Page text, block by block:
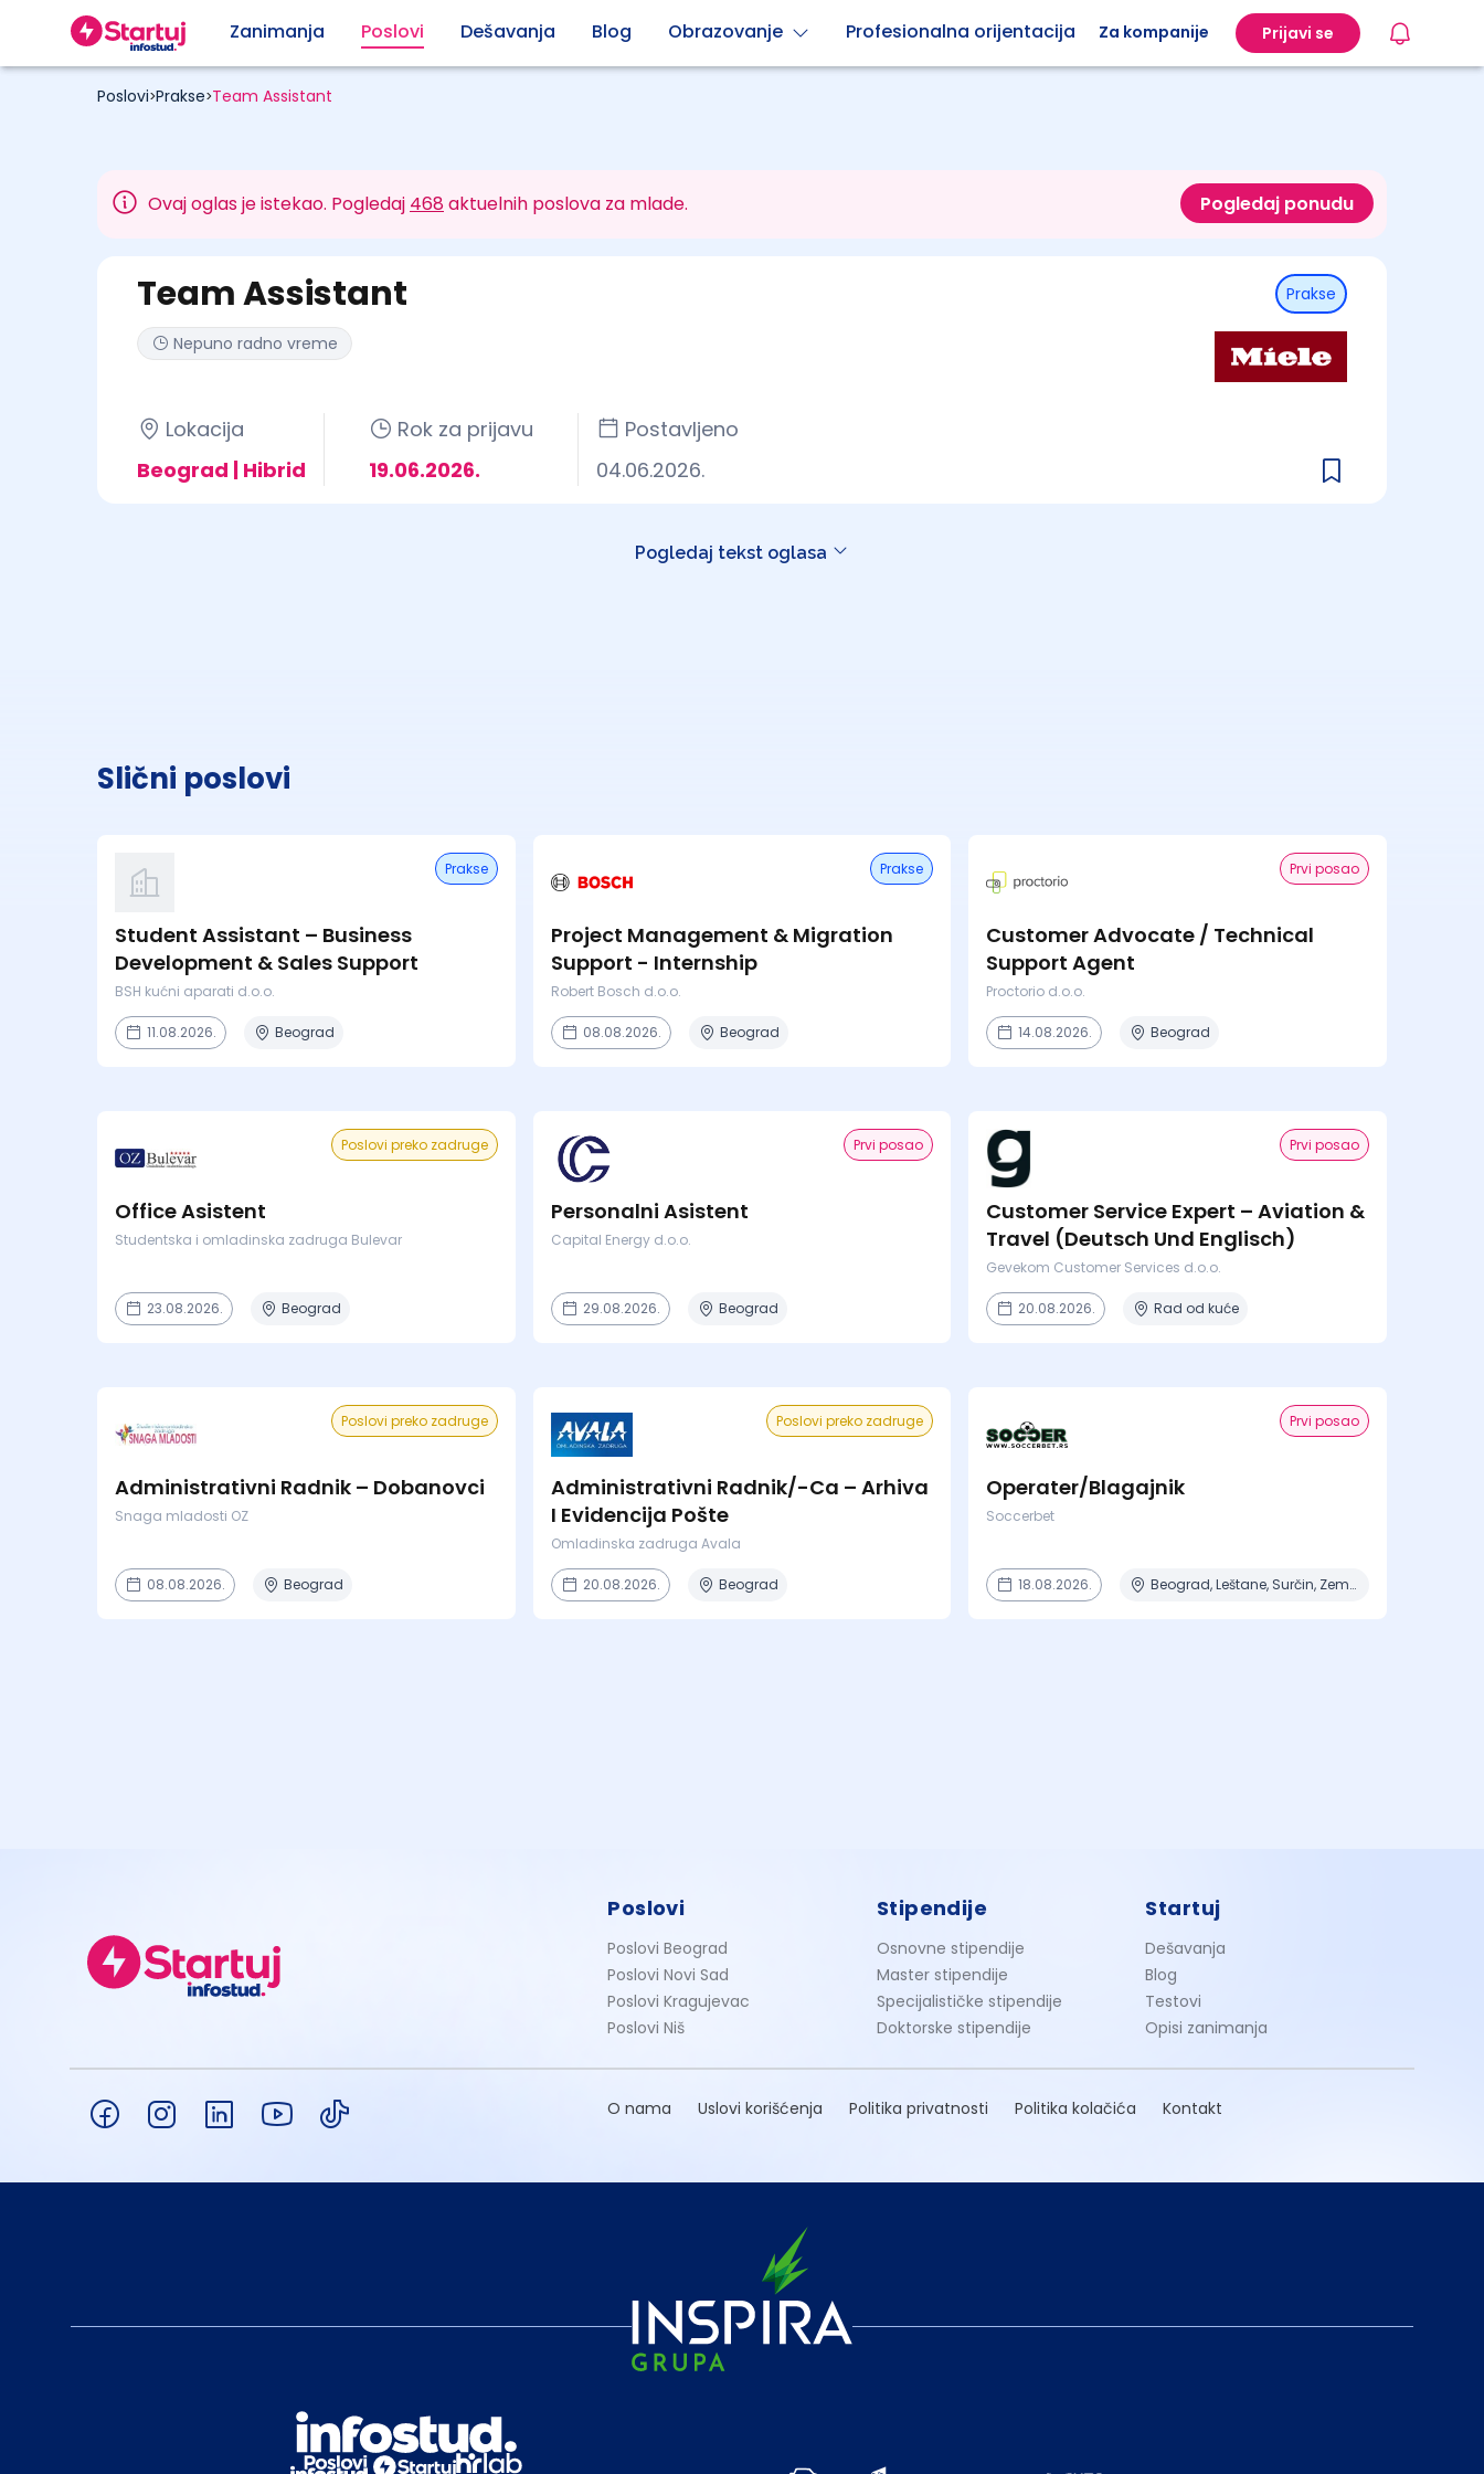
Zanimanja Poslovi Dešavanja Blog Obrazovanje Profesionalna orijentacija Za kompanije Prijavi se
Poslovi>Prakse>Team Assistant
Ovaj oglas je istekao. Pogledaj 468 aktuelnih poslova za mlade. Pogledaj ponudu
Prakse
Team Assistant
Lokacija
Beograd | Hibrid
Rok za prijavu
19.06.2026.
Postavljeno
04.06.2026.
Nepuno radno vreme
Pogledaj tekst oglasa
Slični poslovi
Prakse
Student Assistant – Business
Development & Sales Support
BSH kućni aparati d.o.o.
11.08.2026. Beograd
Prakse
Project Management & Migration
Support - Internship
Robert Bosch d.o.o.
08.08.2026. Beograd
Prvi posao
Customer Advocate / Technical
Support Agent
Proctorio d.o.o.
14.08.2026. Beograd
Poslovi preko zadruge
Office Asistent
Studentska i omladinska zadruga Bulevar
23.08.2026. Beograd
Prvi posao
Personalni Asistent
Capital Energy d.o.o.
29.08.2026. Beograd
Prvi posao
Customer Service Expert – Aviation &
Travel (Deutsch Und Englisch)
Gevekom Customer Services d.o.o.
20.08.2026. Rad od kuće
Poslovi preko zadruge
Administrativni Radnik – Dobanovci
Snaga mladosti OZ
08.08.2026. Beograd
Poslovi preko zadruge
Administrativni Radnik/-Ca – Arhiva
I Evidencija Pošte
Omladinska zadruga Avala
20.08.2026. Beograd
Prvi posao
Operater/Blagajnik
Soccerbet
18.08.2026. Beograd, Leštane, Surčin, Zemun Polje
Poslovi
Poslovi Beograd
Poslovi Novi Sad
Poslovi Kragujevac
Poslovi Niš
Stipendije
Osnovne stipendije
Master stipendije
Specijalističke stipendije
Doktorske stipendije
Startuj
Dešavanja
Blog
Testovi
Opisi zanimanja
O nama Uslovi korišćenja Politika privatnosti Politika kolačića Kontakt